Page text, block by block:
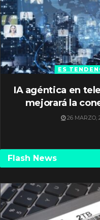
ES
IA agéntica en
mejorará la
26 MARZO,
Flash News